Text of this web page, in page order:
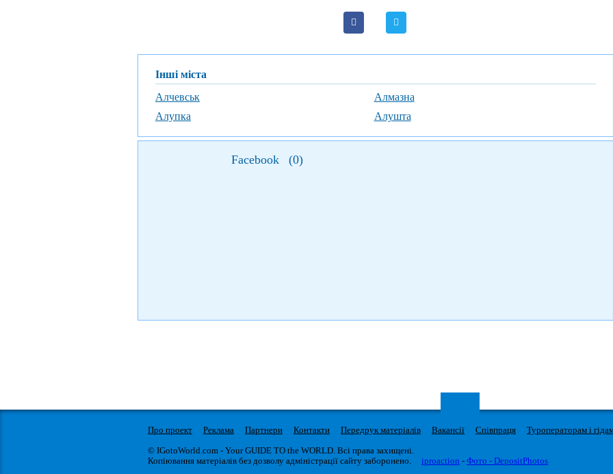
Інші міста
Алчевськ
Алмазна
Алупка
Алушта
Facebook (0)
Про проект Реклама Партнери Контакти Передрук матеріалів Вакансії Співпраця Туроператорам і
© IGotoWorld.com - Your GUIDE TO the WORLD. Всі права захищені.
Копіювання матеріалів без дозволу адміністрації сайту заборонено.
iproaction - Фото - DepositPhotos